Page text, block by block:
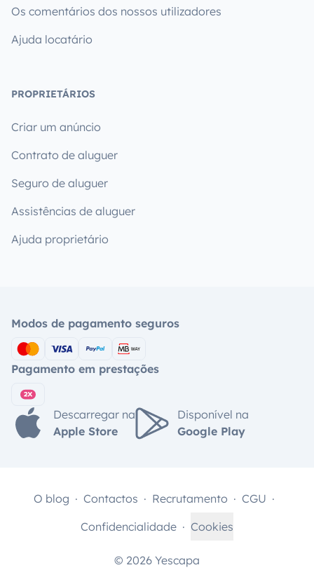
Os comentários dos nossos utilizadores
Ajuda locatário
PROPRIETÁRIOS
Criar um anúncio
Contrato de aluguer
Seguro de aluguer
Assistências de aluguer
Ajuda proprietário
Modos de pagamento seguros
Pagamento em prestações
Descarregar na
Apple Store
Disponível na
Google Play
© 2026 Yescapa
O blog Contactos Recrutamento
CGU
Confidencialidade
Cookies